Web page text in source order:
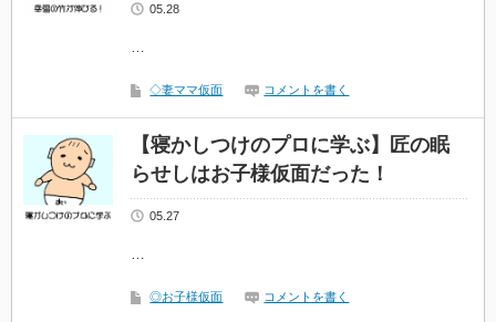
05.28
…
◇妻ママ仮面 コメントを書く
【寝かしつけのプロに学ぶ】匠の眠
らせしはお子様仮面だった！
05.27
…
◎お子様仮面 コメントを書く